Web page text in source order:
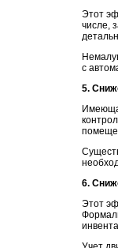
Этот
числе,
с
5.
6.
Этот